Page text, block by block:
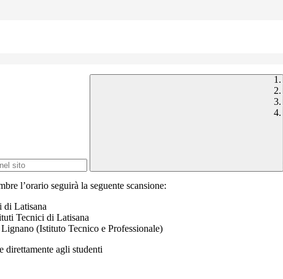
l’orario seguirà la seguente scansione:
di Latisana
Tecnici di Latisana
(Istituto Tecnico e Professionale)
direttamente agli studenti